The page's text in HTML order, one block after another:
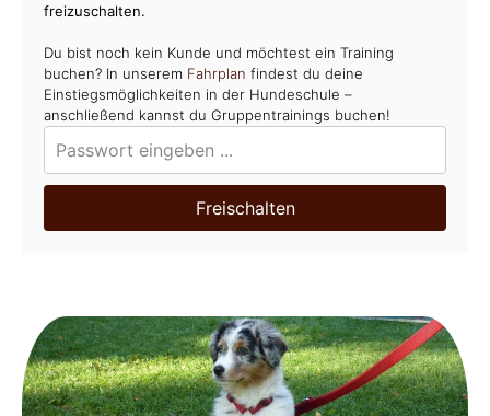
freizuschalten.
Du bist noch kein Kunde und möchtest ein Training
buchen? In unserem Fahrplan findest du deine
Einstiegsmöglichkeiten in der Hundeschule –
anschließend kannst du Gruppentrainings buchen!
Freischalten